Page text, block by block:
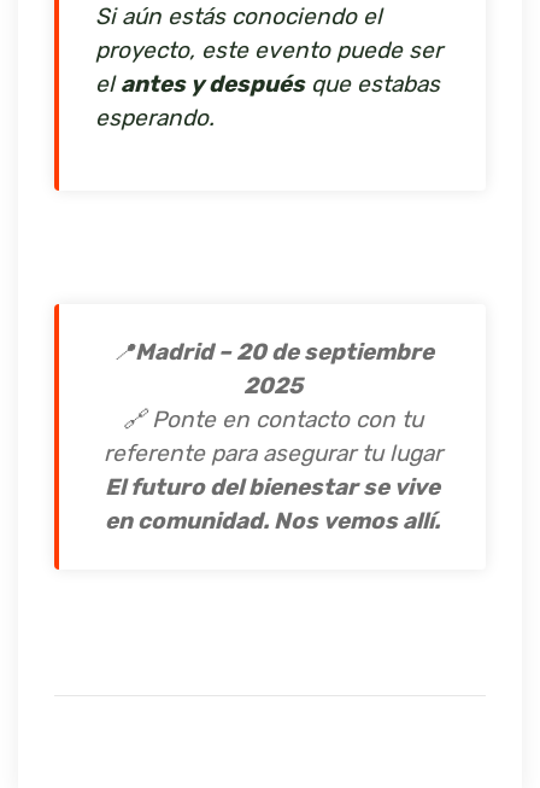
Si aún estás conociendo el
proyecto, este evento puede ser
elantes y despuésque estabas
esperando.
📍Madrid – 20 de septiembre
2025
🔗 Ponte en contacto con tu
referente para asegurar tu lugar
El futuro del bienestar se vive
en comunidad. Nos vemos allí.